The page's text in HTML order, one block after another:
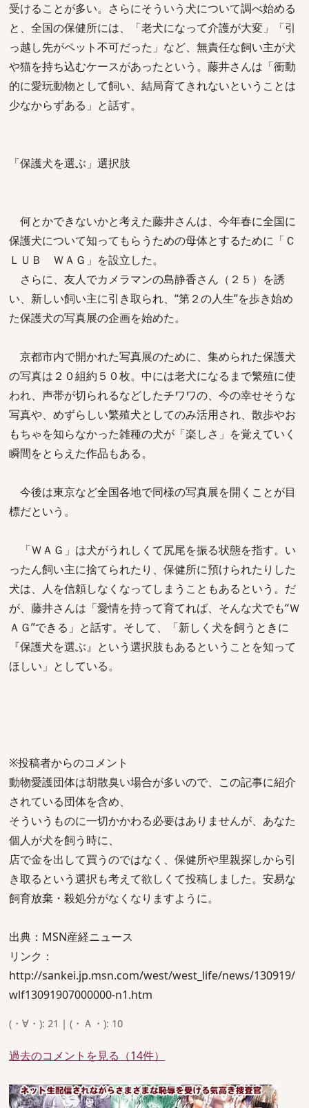
受けることが多い。さらにそういう犬について調べ始める
と、全国の保健所には、「老犬になって介護が大変」「引
っ越し先がペット不可だった」など、無責任な飼い主が犬
や猫を持ち込むケースがあったという。藤井さんは「衝動
的に愛玩動物として飼い、結局育てきれないということは
少なからずある」と話す。
「保護犬を選ぶ」選択肢
何とかできないかと考えた藤井さんは、今年春に全国に
保護犬について知ってもらうための母体とするために「Ｃ
ＬＵＢ ＷＡＧ」を設立した。
さらに、友人でカメラマンの島静香さん（２５）を誘
い、新しい飼い主に引き取られ、“第２の人生”を歩き始め
た保護犬の写真展の企画を始めた。
京都市内で開かれた写真展のために、集められた保護犬
の写真は２０組約５０枚。中には老犬になるまで繁殖に使
われ、声帯が切られるなどしたチワワの、今の幸せそうな
写真や、めずらしい繁殖犬としてのみ活用され、散歩やお
もちゃを知らなかった雑種の犬が「楽しさ」を覚えていく
瞬間をとらえた作品もある。
今後は東京など全国各地で同様の写真展を開くことが目
標だという。
「ＷＡＧ」は犬がうれしくて尻尾を振る状態を指す。い
ったん飼い主に捨てられたり、保健所に預けられたりした
犬は、人を信頼しなくなってしまうこともあるという。だ
が、藤井さんは「愛情を持って育てれば、そんな犬でも“Ｗ
ＡＧ”できる」と話す。そして、「新しく犬を飼うときに
『保護犬を選ぶ』という選択肢もあるということを知って
ほしい」としている。
※投稿者からのコメント
動物愛護団体は胡散臭い場合が多いので、この記事に紹介
されている団体を含め、
そういうものに一切かかわる必要はありませんが、あなた
個人が犬を飼う時に、
店で金を出して買うのではなく、保健所や里親探しから引
き取るという選択も考えて欲しくて投稿しました。安易な
飼育放棄・殺処分がなくなりますように。
出典：MSN産経ニュース
リンク：
http://sankei.jp.msn.com/west/west_life/news/130919/
wlf13091907000000-n1.htm
(・∀・): 21 | (・Ａ・): 10
過去のコメントを見る（14件）